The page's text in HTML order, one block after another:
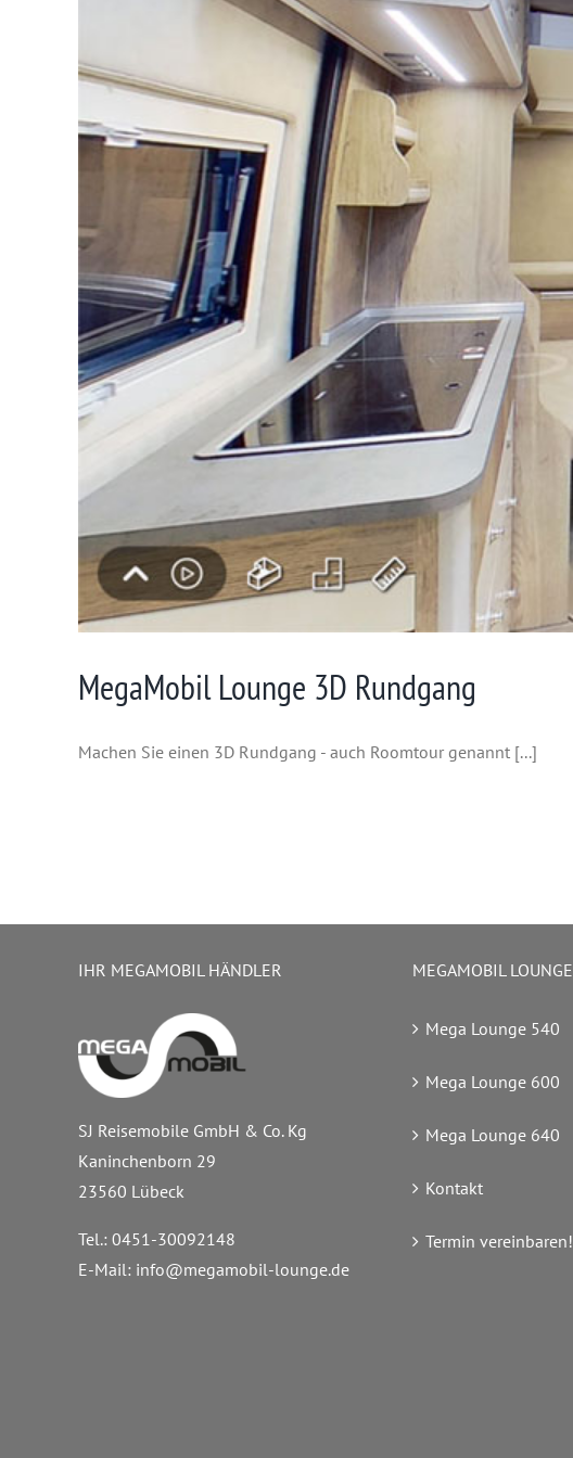
MegaMobil Lounge 3D Rundgang
Machen Sie einen 3D Rundgang - auch Roomtour genannt [...]
IHR MEGAMOBIL HÄNDLER
SJ Reisemobile GmbH & Co. Kg
Kaninchenborn 29
23560 Lübeck
Tel.: 0451-30092148
E-Mail: info@megamobil-lounge.de
MEGAMOBIL LOUNGE
Mega Lounge 540
Mega Lounge 600
Mega Lounge 640
Kontakt
Termin vereinbaren!